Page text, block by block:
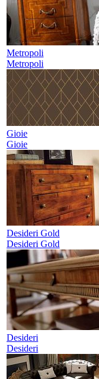
Metropoli
Metropoli
Gioie
Gioie
Desideri Gold
Desideri Gold
Desideri
Desideri